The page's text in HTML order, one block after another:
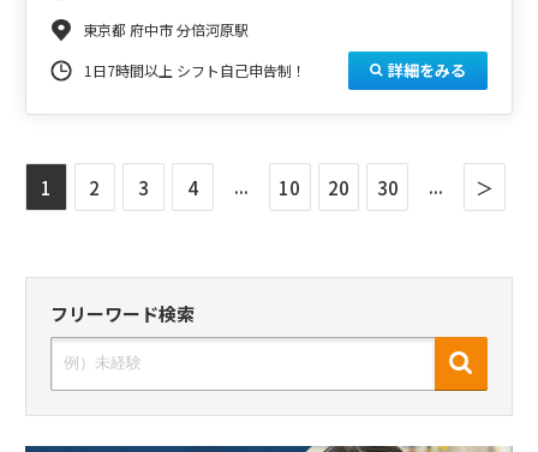
東京都 府中市 分倍河原駅
1日7時間以上 シフト自己申告制！
詳細をみる
1 2 3 4 ... 10 20 30 ... ＞
フリーワード検索